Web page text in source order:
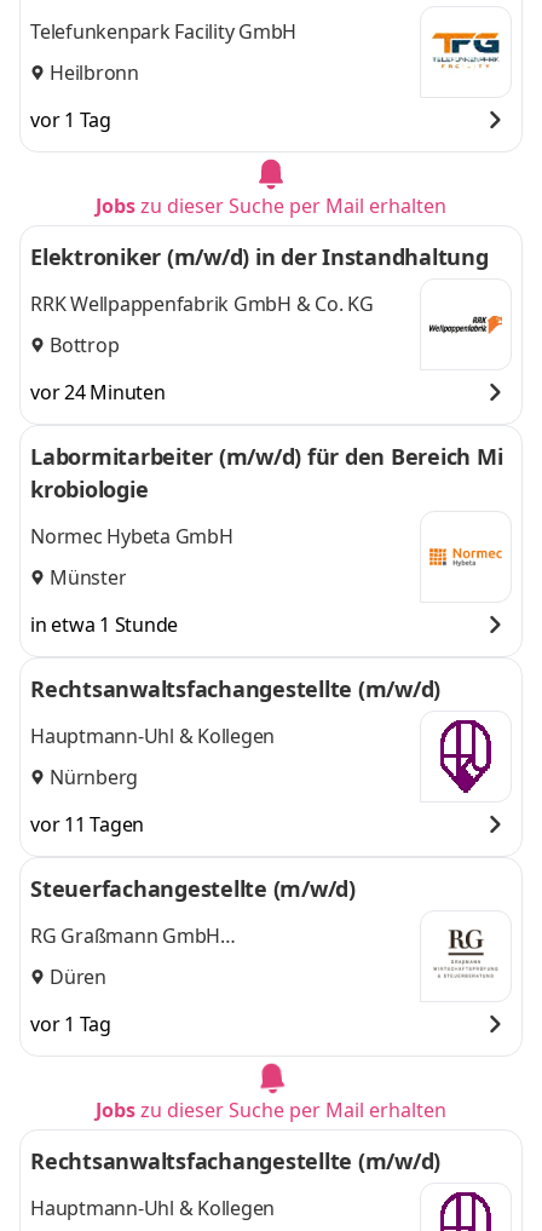
Telefunkenpark Facility GmbH
Heilbronn
vor 1 Tag
Jobszu dieser Suche per Mail erhalten
Elektroniker (m/w/d) in der Instandhaltung
RRK Wellpappenfabrik GmbH & Co. KG
Bottrop
vor 24 Minuten
Labormitarbeiter (m/w/d) für den Bereich Mi
krobiologie
Normec Hybeta GmbH
Münster
in etwa 1 Stunde
Rechtsanwaltsfachangestellte (m/w/d)
Hauptmann-Uhl & Kollegen
Nürnberg
vor 11 Tagen
Steuerfachangestellte (m/w/d)
RG Graßmann GmbH
Steuerberatungsgesellschaft
Düren
vor 1 Tag
Jobszu dieser Suche per Mail erhalten
Rechtsanwaltsfachangestellte (m/w/d)
Hauptmann-Uhl & Kollegen